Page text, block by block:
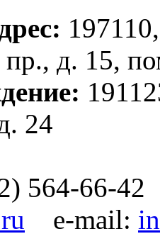
пр., д. 15,
24
564-66-42
e-mail: